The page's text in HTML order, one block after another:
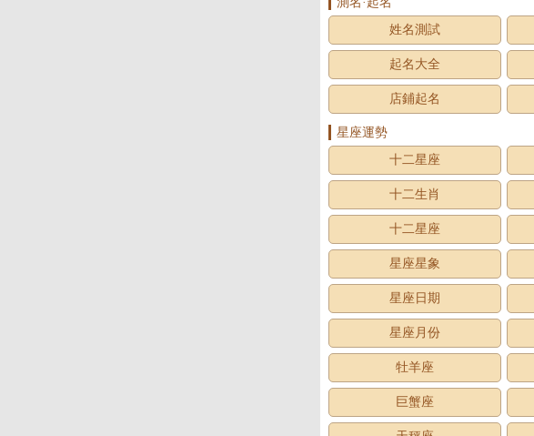
姓名測試
起名大全
店鋪起名
星座運勢
十二星座
十二生肖
十二星座
星座星象
星座日期
星座月份
牡羊座
巨蟹座